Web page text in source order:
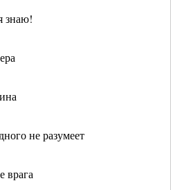
знаю!
не разумеет
врага